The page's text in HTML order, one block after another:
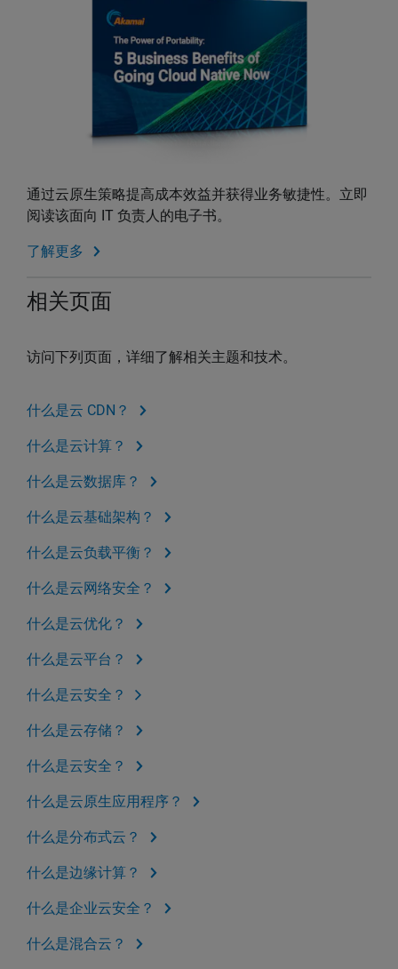
通过云原生策略提高成本效益并获得业务敏捷性。立即
阅读该面向 IT 负责人的电子书。
了解更多
相关页面
访问下列页面，详细了解相关主题和技术。
什么是云 CDN？
什么是云计算？
什么是云数据库？
什么是云基础架构？
什么是云负载平衡？
什么是云网络安全？
什么是云优化？
什么是云平台？
什么是云安全？
什么是云存储？
什么是云安全？
什么是云原生应用程序？
什么是分布式云？
什么是边缘计算？
什么是企业云安全？
什么是混合云？